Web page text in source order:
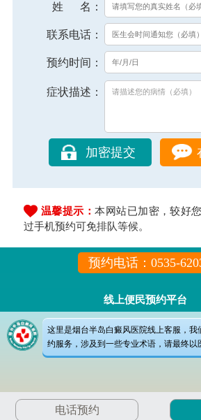
姓 名：
联系电话：
预约时间：
症状描述：
温馨提示：本网站已加密，较好
过手机预约可免排队等候。
预约电话：0535-
{d
线上便民预约平台
这里是烟台半岛白癜风医院线上客服，我
约服务，涉及到一些专业术语，请最终以
电话预约
/div>